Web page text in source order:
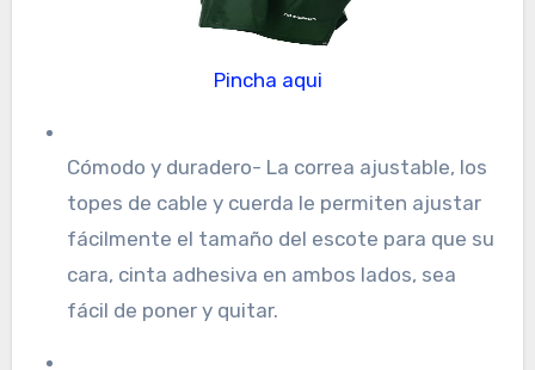
Pincha aqui
Cómodo y duradero- La correa ajustable, los
topes de cable y cuerda le permiten ajustar
fácilmente el tamaño del escote para que su
cara, cinta adhesiva en ambos lados, sea
fácil de poner y quitar.